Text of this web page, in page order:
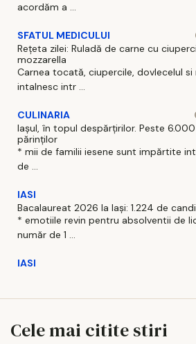
acordăm a ...
SFATUL MEDICULUI
Rețeta zilei: Ruladă de carne cu
mozzarella
Carnea tocată, ciupercile, dovlecelul si
intalnesc intr ...
CULINARIA
Iașul, în topul despărțirilor. Peste
părinților
* mii de familii iesene sunt impărtite
de ...
IASI
Bacalaureat 2026 la Iași: 1.224 de
* emotiile revin pentru absolventii de
număr de 1 ...
IASI
Cele mai citite stiri